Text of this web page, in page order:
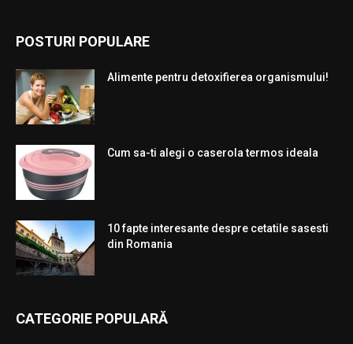
POSTURI POPULARE
Alimente pentru detoxifierea organismului!
Cum sa-ti alegi o caserola termos ideala
10 fapte interesante despre cetatile sasesti
din Romania
CATEGORIE POPULARĂ